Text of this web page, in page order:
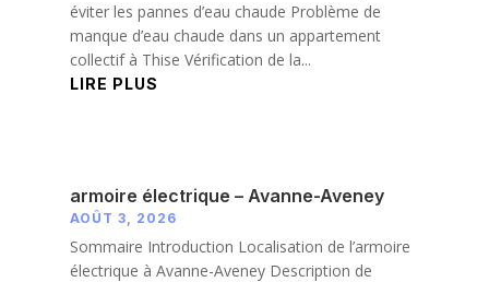
éviter les pannes d’eau chaude Problème de
manque d’eau chaude dans un appartement
collectif à Thise Vérification de la...
LIRE PLUS
armoire électrique – Avanne-Aveney
AOÛT 3, 2026
Sommaire Introduction Localisation de l’armoire
électrique à Avanne-Aveney Description de